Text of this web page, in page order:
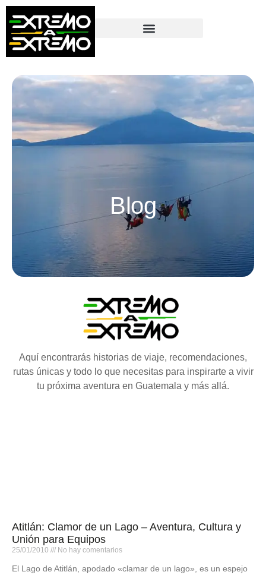
contenido
Blog
Aquí encontrarás historias de viaje, recomendaciones,
rutas únicas y todo lo que necesitas para inspirarte a vivir
tu próxima aventura en Guatemala y más allá.
Atitlán: Clamor de un Lago – Aventura, Cultura y
Unión para Equipos
25/01/2010 No hay comentarios
El Lago de Atitlán, apodado «clamar de un lago», es un espejo